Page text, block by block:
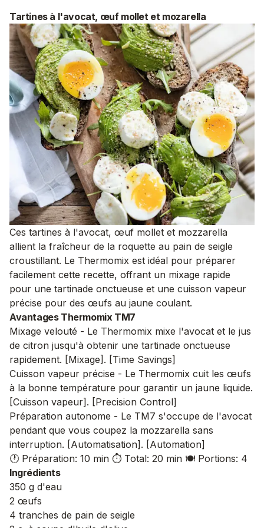
Tartines à l'avocat, œuf mollet et mozarella
Ces tartines à l'avocat, œuf mollet et mozzarella
allient la fraîcheur de la roquette au pain de seigle
croustillant. Le Thermomix est idéal pour préparer
facilement cette recette, offrant un mixage rapide
pour une tartinade onctueuse et une cuisson vapeur
précise pour des œufs au jaune coulant.
Avantages Thermomix TM7
Mixage velouté - Le Thermomix mixe l'avocat et le jus
de citron jusqu'à obtenir une tartinade onctueuse
rapidement. [Mixage]. [Time Savings]
Cuisson vapeur précise - Le Thermomix cuit les œufs
à la bonne température pour garantir un jaune liquide.
[Cuisson vapeur]. [Precision Control]
Préparation autonome - Le TM7 s'occupe de l'avocat
pendant que vous coupez la mozzarella sans
interruption. [Automatisation]. [Automation]
🕐 Préparation: 10 min ⏱️ Total: 20 min 🍽️ Portions: 4
Ingrédients
350 g d'eau
2 œufs
4 tranches de pain de seigle